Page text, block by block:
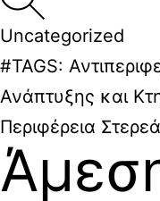
Uncategorized
#TAGS:
Ανάπτυξης και
Περιφέρεια